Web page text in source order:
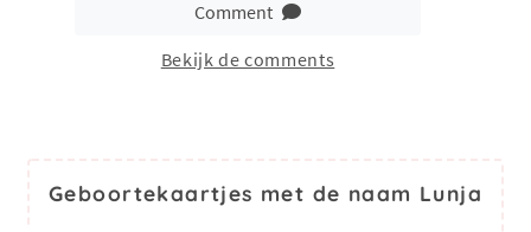
Comment
Bekijk de comments
Geboortekaartjes met de naam Lunja